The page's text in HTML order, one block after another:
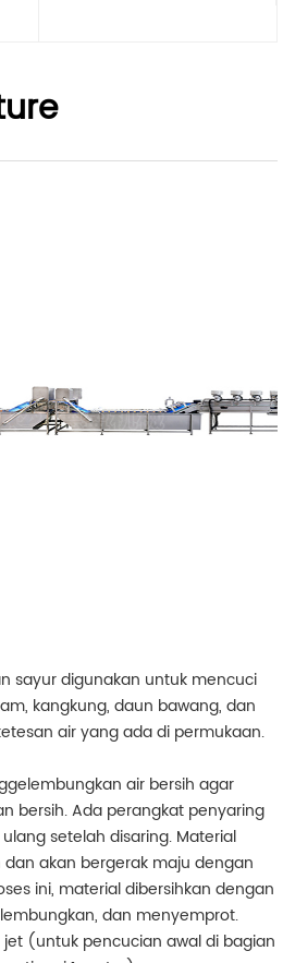
sayur digunakan untuk mencuci
kangkung, daun bawang, dan
air yang ada di permukaan.
air bersih agar
bersih. Ada perangkat penyaring
setelah disaring. Material
akan bergerak maju dengan
ini, material dibersihkan dengan
dan menyemprot.
jet (untuk pencucian awal di bagian